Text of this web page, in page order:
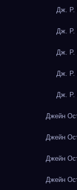
Дж. Р.
Дж. Р.
Дж. Р.
Дж. Р.
Дж. Р.
Джейн
Джейн
Джейн
Джейн